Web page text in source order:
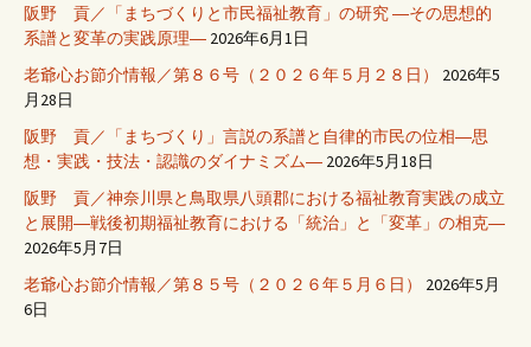
阪野 貢／「まちづくりと市民福祉教育」の研究 ―その思想的
系譜と変革の実践原理― 2026年6月1日
老爺心お節介情報／第８６号（２０２６年５月２８日）
2026年5
月28日
阪野 貢／「まちづくり」言説の系譜と自律的市民の位相―思
想・実践・技法・認識のダイナミズム― 2026年5月18日
阪野 貢／神奈川県と鳥取県八頭郡における福祉教育実践の成立
と展開―戦後初期福祉教育における「統治」と「変革」の相克―
2026年5月7日
老爺心お節介情報／第８５号（２０２６年５月６日）
2026年5月
6日